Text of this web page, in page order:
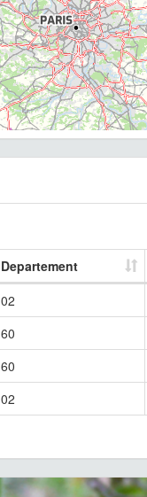
Departement
02
60
60
02